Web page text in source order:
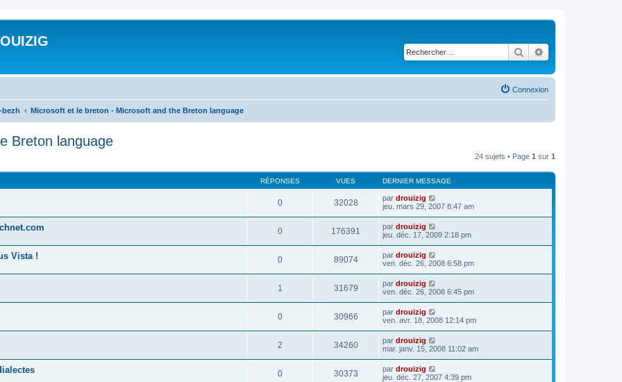
Rechercher
Connexion
bezh Microsoft et le breton - Microsoft and the Breton language
Breton language
24 sujets • Page 1 sur 1
RÉPONSES VUES DERNIER MESSAGE
0 32028 par drouizig
jeu. mars 29, 2007 8:47 am
0 176391 par drouizig
jeu. déc. 17, 2009 2:18 pm
Vista ! 0 89074 par drouizig
ven. déc. 26, 2008 6:58 pm
1 31679 par drouizig
ven. déc. 26, 2008 6:45 pm
0 30966 par drouizig
ven. avr. 18, 2008 12:14 pm
2 34260 par drouizig
mar. janv. 15, 2008 11:02 am
0 30373 par drouizig
jeu. déc. 27, 2007 4:39 pm